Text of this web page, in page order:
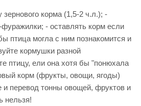
корма (1,5-2 ч.л.); -
фуражилки; - оставлять корм если
птица могла с ним познакомится и
кормушки разной
птицу, ели она хотя бы "понюхала
корм (фрукты, овощи, ягоды)
и перевод тонны овощей, фруктов и
нельзя!